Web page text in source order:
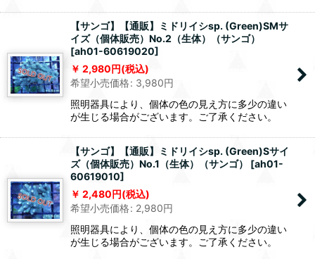
【サンゴ】【通販】ミドリイシsp. (Green)SMサ
イズ（個体販売）No.2（生体）（サンゴ）
[ah01-60619020]
2,980円(税込)
希望小売価格: 3,980円
照明器具により、個体の色の見え方に多少の違い
が生じる場合がございます。ご了承ください。
【サンゴ】【通販】ミドリイシsp. (Green)Sサイ
ズ（個体販売）No.1（生体）（サンゴ）
[ah01-
60619010]
2,480円(税込)
希望小売価格: 2,980円
照明器具により、個体の色の見え方に多少の違い
が生じる場合がございます。ご了承ください。